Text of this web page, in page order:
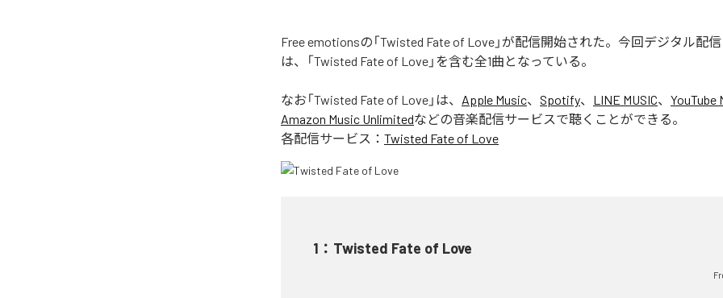
Free emotionsの「Twisted Fate of Love」が配信開始された。今回デジタル配
は、「Twisted Fate of Love」を含む全1曲となっている。
なお「Twisted Fate of Love 」は、 Apple Music、 Spotify、 LINE MUSIC、 YouTube
Amazon Music Unlimitedなどの音楽配信サービスで聴くことができる。
各配信サービス： Twisted Fate of Love
1 ： Twisted Fate of Love